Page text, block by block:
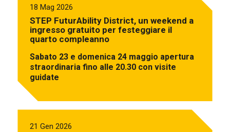
18 Mag 2026
STEP FuturAbility District, un weekend a
ingresso gratuito per festeggiare il
quarto compleanno
Sabato 23 e domenica 24 maggio apertura
straordinaria fino alle 20.30 con visite
guidate
21 Gen 2026